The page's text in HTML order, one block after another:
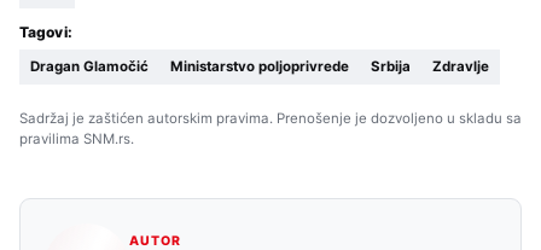
Tagovi:
Dragan Glamočić Ministarstvo poljoprivrede Srbija Zdravlje
Sadržaj je zaštićen autorskim pravima. Prenošenje je dozvoljeno u skladu sa
pravilima SNM.rs.
AUTOR